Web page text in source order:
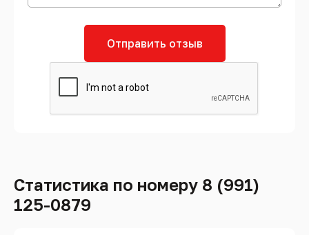
Отправить отзыв
Статистика по номеру 8 (991)
125-0879